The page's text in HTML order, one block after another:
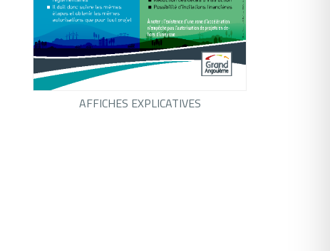
AFFICHES EXPLICATIVES